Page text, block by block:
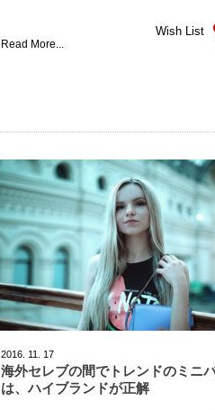
Read More...
Wish List
2016. 11. 17
海外セレブの間でトレンドのミニ
は、ハイブランドが正解